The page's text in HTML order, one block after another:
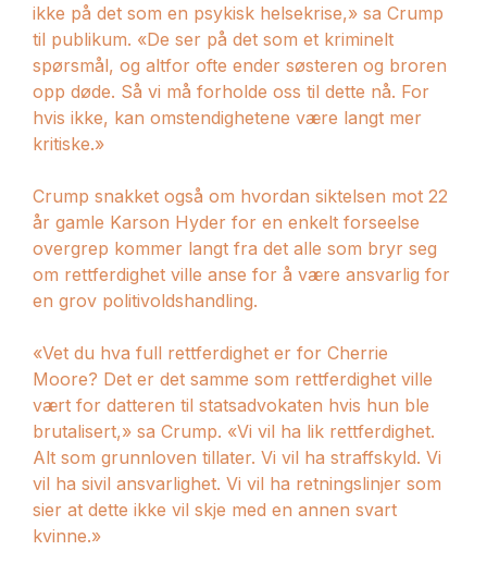
ikke på det som en psykisk helsekrise,» sa Crump
til publikum. «De ser på det som et kriminelt
spørsmål, og altfor ofte ender søsteren og broren
opp døde. Så vi må forholde oss til dette nå. For
hvis ikke, kan omstendighetene være langt mer
kritiske.»
Crump snakket også om hvordan siktelsen mot 22
år gamle Karson Hyder for en enkelt forseelse
overgrep kommer langt fra det alle som bryr seg
om rettferdighet ville anse for å være ansvarlig for
en grov politivoldshandling.
«Vet du hva full rettferdighet er for Cherrie
Moore? Det er det samme som rettferdighet ville
vært for datteren til statsadvokaten hvis hun ble
brutalisert,» sa Crump. «Vi vil ha lik rettferdighet.
Alt som grunnloven tillater. Vi vil ha straffskyld. Vi
vil ha sivil ansvarlighet. Vi vil ha retningslinjer som
sier at dette ikke vil skje med en annen svart
kvinne.»